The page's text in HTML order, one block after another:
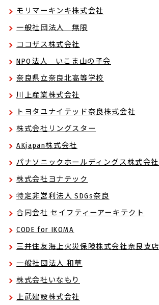
モリマーキンキ株式会社
一般社団法人 無限
ココザス株式会社
NPO法人 いこま山の子会
奈良県立奈良北高等学校
川上産業株式会社
トヨタユナイテッド奈良株式会社
株式会社リングスター
AKjapan株式会社
パナソニックホールディングス株式会社
株式会社ヨナテック
特定非営利法人 SDGs奈良
合同会社 セイフティーアーキテクト
CODE for IKOMA
三井住友海上火災保険株式会社奈良支店
一般社団法人 和草
株式会社いなもり
上武建設株式会社